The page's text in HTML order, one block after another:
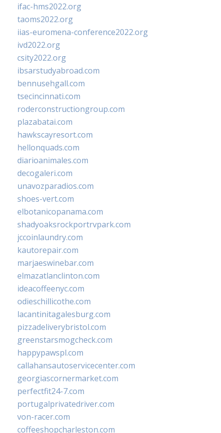
ifac-hms2022.org
taoms2022.org
iias-euromena-conference2022.org
ivd2022.org
csity2022.org
ibsarstudyabroad.com
bennusehgall.com
tsecincinnati.com
roderconstructiongroup.com
plazabatai.com
hawkscayresort.com
hellonquads.com
diarioanimales.com
decogaleri.com
unavozparadios.com
shoes-vert.com
elbotanicopanama.com
shadyoaksrockportrvpark.com
jccoinlaundry.com
kautorepair.com
marjaeswinebar.com
elmazatlanclinton.com
ideacoffeenyc.com
odieschillicothe.com
lacantinitagalesburg.com
pizzadeliverybristol.com
greenstarsmogcheck.com
happypawspl.com
callahansautoservicecenter.com
georgiascornermarket.com
perfectfit24-7.com
portugalprivatedriver.com
von-racer.com
coffeeshopcharleston.com